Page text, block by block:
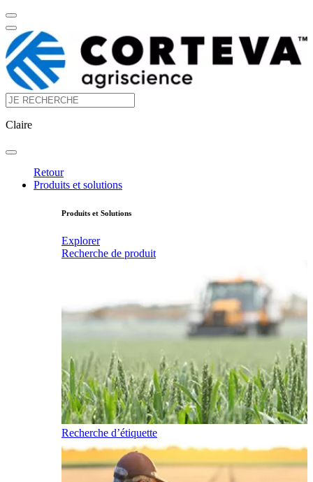
Claire
Retour
Produits et solutions
Produits et Solutions
Explorer
Recherche de produit
Recherche d’étiquette